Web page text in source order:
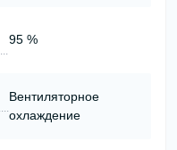
95 %
Вентиляторное
охлаждение